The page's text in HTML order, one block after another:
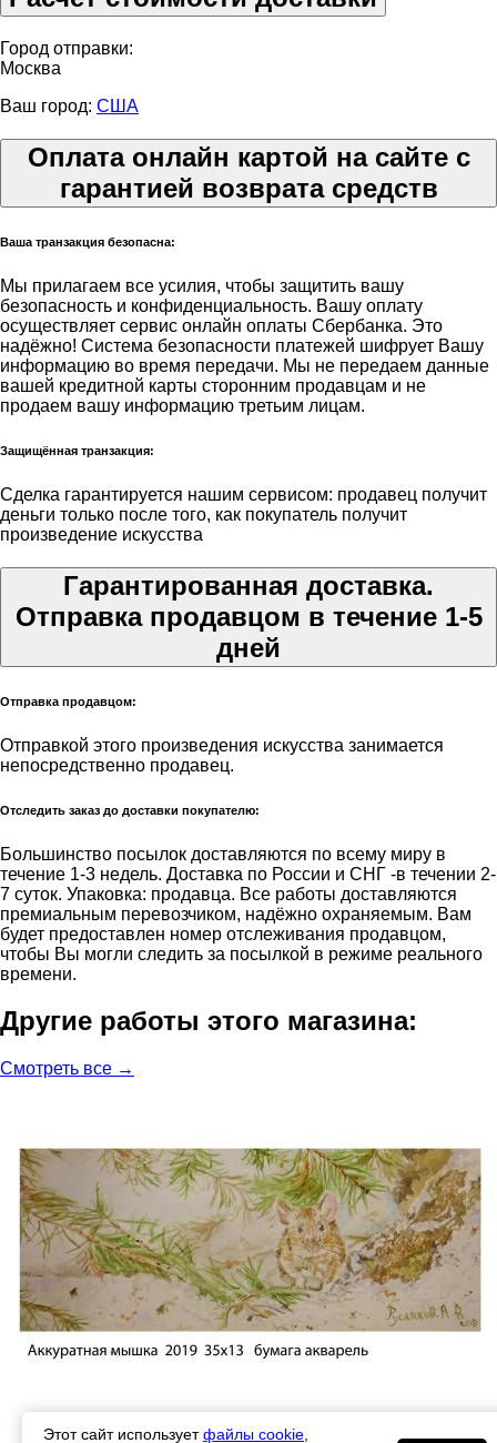
Город отправки:
Москва
Ваш город: США
Оплата онлайн картой на сайте с
гарантией возврата средств
Ваша транзакция безопасна:
Мы прилагаем все усилия, чтобы защитить вашу
безопасность и конфиденциальность. Вашу оплату
осуществляет сервис онлайн оплаты Сбербанка. Это
надёжно! Система безопасности платежей шифрует Вашу
информацию во время передачи. Мы не передаем данные
вашей кредитной карты сторонним продавцам и не
продаем вашу информацию третьим лицам.
Защищённая транзакция:
Сделка гарантируется нашим сервисом: продавец получит
деньги только после того, как покупатель получит
произведение искусства
Гарантированная доставка.
Отправка продавцом в течение 1-5
дней
Отправка продавцом:
Отправкой этого произведения искусства занимается
непосредственно продавец.
Отследить заказ до доставки покупателю:
Большинство посылок доставляются по всему миру в
течение 1-3 недель. Доставка по России и СНГ -в течении 2-
7 суток. Упаковка: продавца. Все работы доставляются
премиальным перевозчиком, надёжно охраняемым. Вам
будет предоставлен номер отслеживания продавцом,
чтобы Вы могли следить за посылкой в режиме реального
времени.
Другие работы этого магазина:
Смотреть все →
Этот сайт используетфайлы cookie